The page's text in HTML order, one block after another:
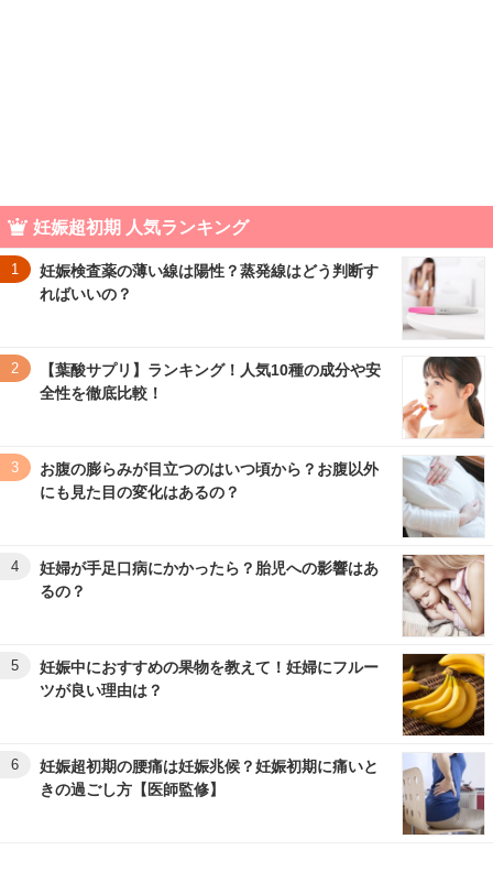
妊娠超初期 人気ランキング
1
妊娠検査薬の薄い線は陽性？蒸発線はどう判断す
ればいいの？
2
【葉酸サプリ】ランキング！人気10種の成分や安
全性を徹底比較！
3
お腹の膨らみが目立つのはいつ頃から？お腹以外
にも見た目の変化はあるの？
4
妊婦が手足口病にかかったら？胎児への影響はあ
るの？
5
妊娠中におすすめの果物を教えて！妊婦にフルー
ツが良い理由は？
6
妊娠超初期の腰痛は妊娠兆候？妊娠初期に痛いと
きの過ごし方【医師監修】